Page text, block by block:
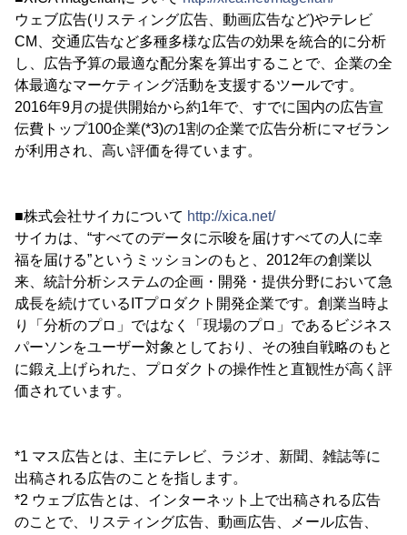
ウェブ広告(リスティング広告、動画広告など)やテレビ
CM、交通広告など多種多様な広告の効果を統合的に分析
し、広告予算の最適な配分案を算出することで、企業の全
体最適なマーケティング活動を支援するツールです。
2016年9月の提供開始から約1年で、すでに国内の広告宣
伝費トップ100企業(*3)の1割の企業で広告分析にマゼラン
が利用され、高い評価を得ています。
■株式会社サイカについて http://xica.net/
サイカは、“すべてのデータに示唆を届けすべての人に幸
福を届ける”というミッションのもと、2012年の創業以
来、統計分析システムの企画・開発・提供分野において急
成長を続けているITプロダクト開発企業です。創業当時よ
り「分析のプロ」ではなく「現場のプロ」であるビジネス
パーソンをユーザー対象としており、その独自戦略のもと
に鍛え上げられた、プロダクトの操作性と直観性が高く評
価されています。
*1 マス広告とは、主にテレビ、ラジオ、新聞、雑誌等に
出稿される広告のことを指します。
*2 ウェブ広告とは、インターネット上で出稿される広告
のことで、リスティング広告、動画広告、メール広告、